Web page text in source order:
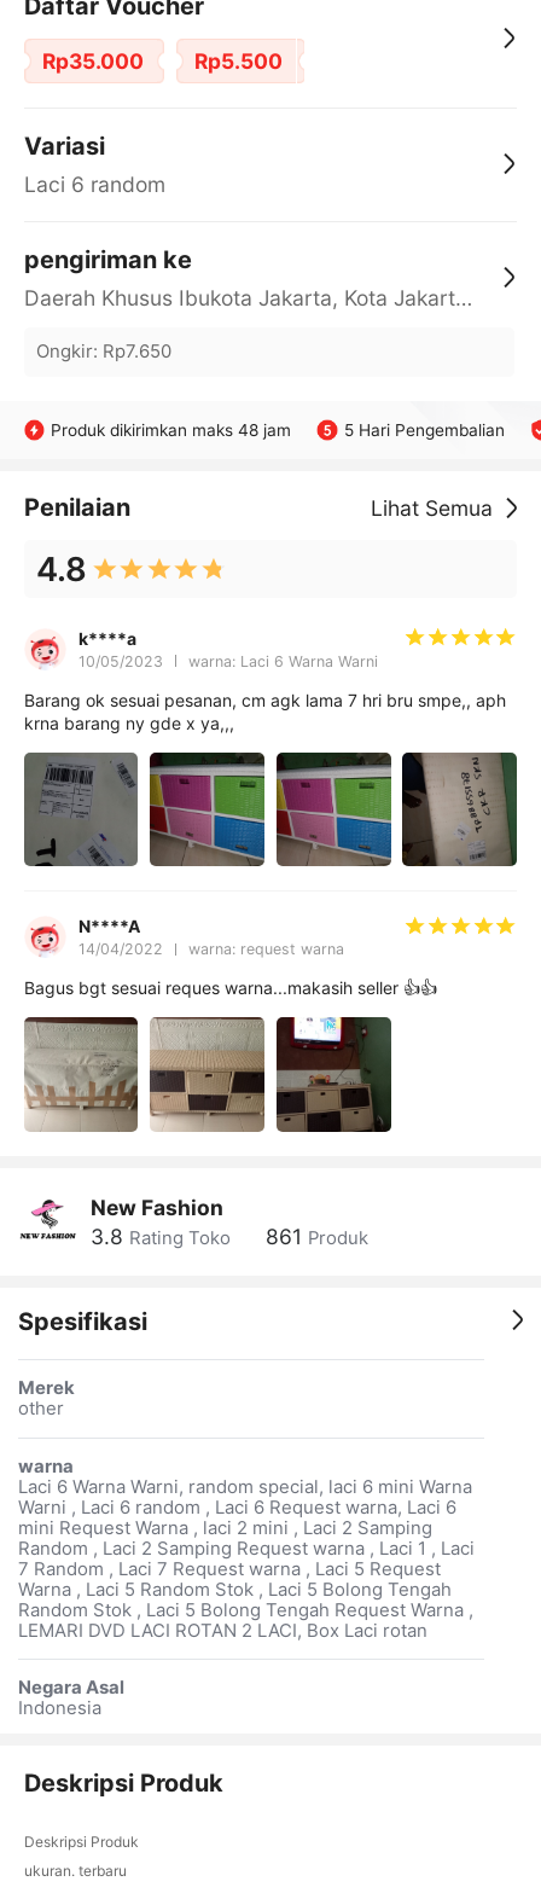
Daftar Voucher
Rp35.000 Rp5.500
Variasi
Laci 6 random
pengiriman ke
Daerah Khusus Ibukota Jakarta, Kota Jakarta Barat, Cengkareng, yy
Ongkir: Rp7.650
Produk dikirimkan maks 48 jam 5 Hari Pengembalian
Penilaian Lihat Semua
4.8
k****a
10/05/2023 warna: Laci 6 Warna Warni
Barang ok sesuai pesanan, cm agk lama 7 hri bru smpe,, aph
krna barang ny gde x ya,,,
N****A
14/04/2022 warna: request warna
Bagus bgt sesuai reques warna...makasih seller 👍👍
New Fashion
3.8 Rating Toko 861 Produk
Spesifikasi
Merek
other
warna
Laci 6 Warna Warni, random special, laci 6 mini Warna
Warni , Laci 6 random , Laci 6 Request warna, Laci 6
mini Request Warna , laci 2 mini , Laci 2 Samping
Random , Laci 2 Samping Request warna , Laci 1 , Laci
7 Random , Laci 7 Request warna , Laci 5 Request
Warna , Laci 5 Random Stok , Laci 5 Bolong Tengah
Random Stok , Laci 5 Bolong Tengah Request Warna ,
LEMARI DVD LACI ROTAN 2 LACI, Box Laci rotan
Negara Asal
Indonesia
Deskripsi Produk
Deskripsi Produk
ukuran. terbaru